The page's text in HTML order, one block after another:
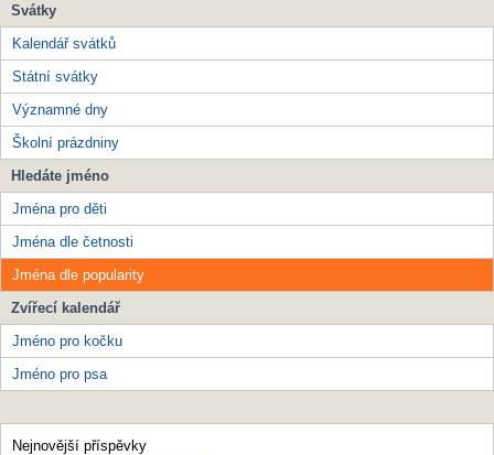
Svátky
Kalendář svátků
Státní svátky
Významné dny
Školní prázdniny
Hledáte jméno
Jména pro děti
Jména dle četnosti
Jména dle popularity
Zvířecí kalendář
Jméno pro kočku
Jméno pro psa
Nejnovější příspěvky